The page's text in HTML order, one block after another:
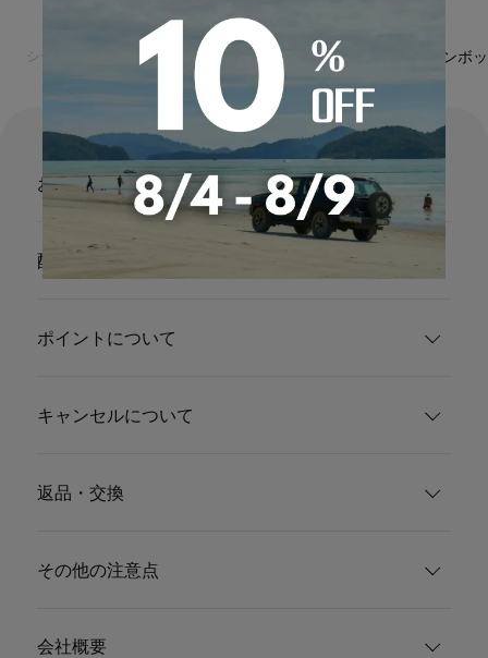
シートカバーの専門店カーショップコネクト 即納可能商品 タウンボ
お支払い
配送・送料
ポイントについて
キャンセルについて
返品・交換
その他の注意点
会社概要